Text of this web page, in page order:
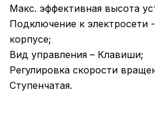
Макс. эффективная высота
Подключение к электросети
корпусе;
Вид управления – Клавиши;
Регулировка скорости
Ступенчатая.